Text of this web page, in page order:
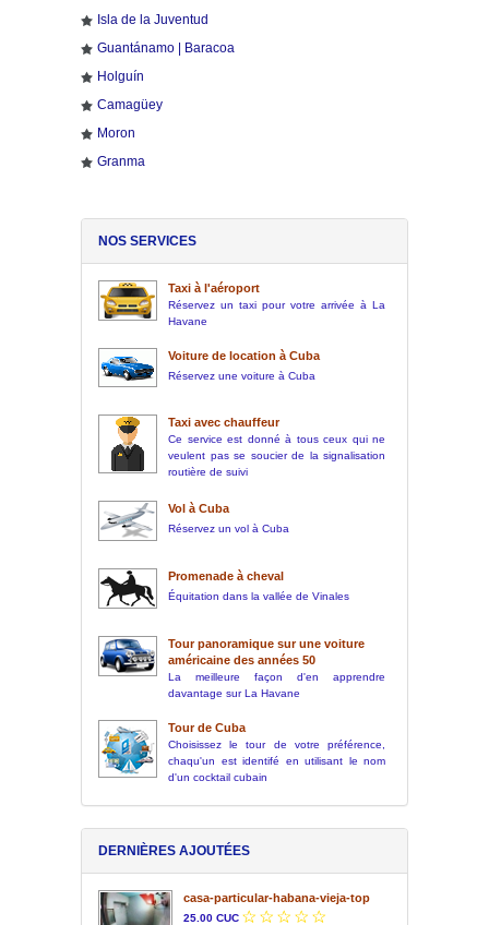
Isla de la Juventud
Guantánamo | Baracoa
Holguín
Camagüey
Moron
Granma
NOS SERVICES
Taxi à l'aéroport
Réservez un taxi pour votre arrivée à La
Havane
Voiture de location à Cuba
Réservez une voiture à Cuba
Taxi avec chauffeur
Ce service est donné à tous ceux qui ne
veulent pas se soucier de la signalisation
routière de suivi
Vol à Cuba
Réservez un vol à Cuba
Promenade à cheval
Équitation dans la vallée de Vinales
Tour panoramique sur une voiture
américaine des années 50
La meilleure façon d'en apprendre
davantage sur La Havane
Tour de Cuba
Choisissez le tour de votre préférence,
chaqu'un est identifé en utilisant le nom
d'un cocktail cubain
DERNIÈRES AJOUTÉES
casa-particular-habana-vieja-top
25.00 CUC